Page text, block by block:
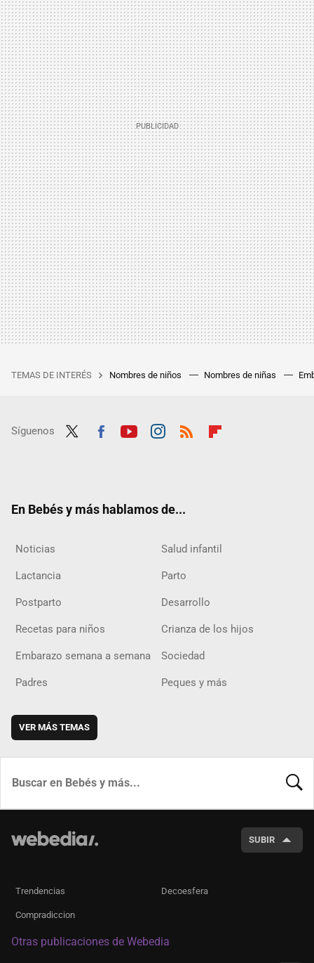
TEMAS DE INTERÉS Nombres de niños Nombres de niñas
Síguenos
En Bebés y más hablamos de...
Noticias Salud infantil
Lactancia Parto
Postparto Desarrollo
Recetas para niños Crianza de los hijos
Embarazo semana a semana Sociedad
Padres Peques y más
VER MÁS TEMAS
SUBIR
Trendencias Decoesfera
Compradiccion
Otras publicaciones de Webedia